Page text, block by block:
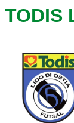
TODIS